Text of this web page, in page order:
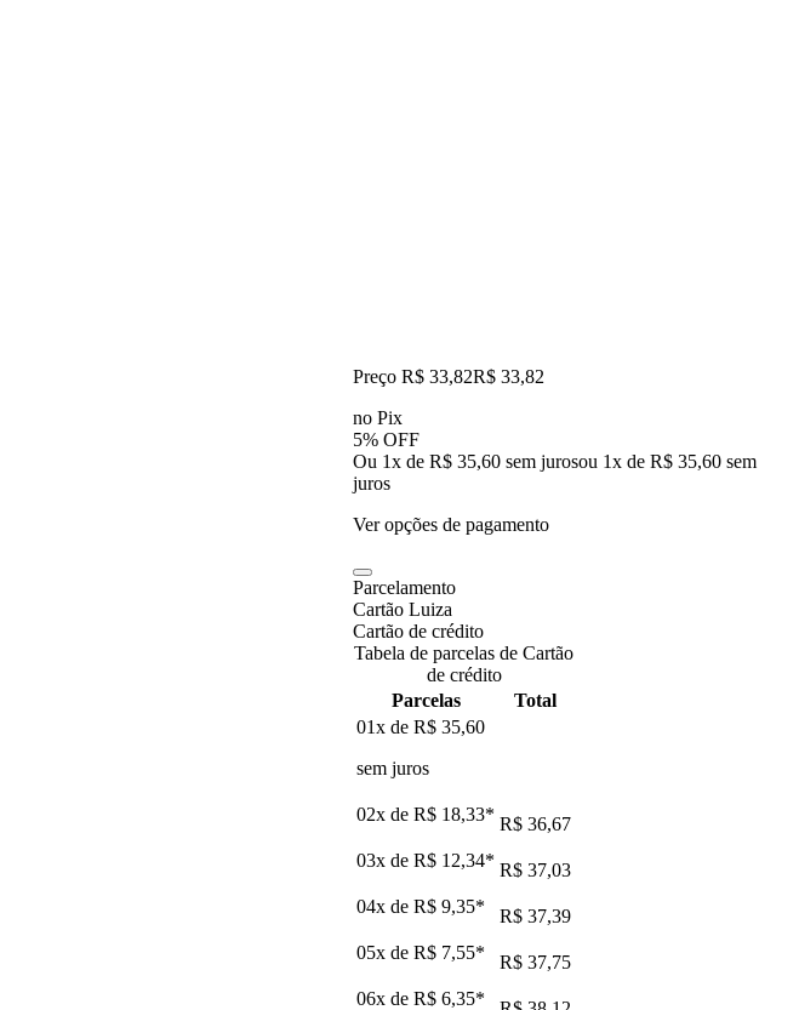
Preço R$ 33,82R$ 33,82
no Pix
5% OFF
Ou 1x de R$ 35,60 sem jurosou 1x de R$ 35,60 sem
juros
Ver opções de pagamento
Parcelamento
Cartão Luiza
Cartão de crédito
Tabela de parcelas de Cartão
de crédito
Parcelas
Total
01x de R$ 35,60
sem juros
02x de R$ 18,33* R$ 36,67
03x de R$ 12,34* R$ 37,03
04x de R$ 9,35*
R$ 37,39
05x de R$ 7,55*
R$ 37,75
06x de R$ 6,35*